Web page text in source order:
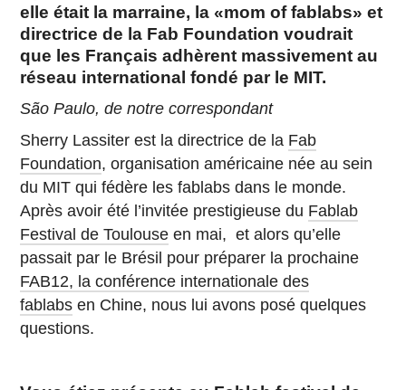
elle était la marraine, la «mom of fablabs» et
directrice de la Fab Foundation voudrait
que les Français adhèrent massivement au
réseau international fondé par le MIT.
São Paulo, de notre correspondant
Sherry Lassiter est la directrice de la Fab
Foundation, organisation américaine née au sein
du MIT qui fédère les fablabs dans le monde.
Après avoir été l’invitée prestigieuse du Fablab
Festival de Toulouse en mai, et alors qu’elle
passait par le Brésil pour préparer la prochaine
FAB12, la conférence internationale des
fablabs en Chine, nous lui avons posé quelques
questions.